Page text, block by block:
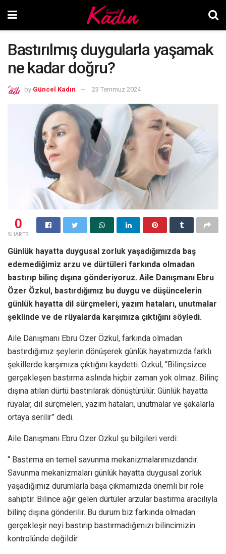
Bastırılmış duygularla yaşamak
ne kadar doğru?
by Güncel Kadın 23 Temmuz 2024
0
SHARES
Günlük hayatta duygusal zorluk yaşadığımızda baş
edemediğimiz arzu ve dürtüleri farkında olmadan
bastırıp bilinç dışına gönderiyoruz. Aile Danışmanı Ebru
Özer Özkul, bastırdığımız bu duygu ve düşüncelerin
günlük hayatta dil sürçmeleri, yazım hataları, unutmalar
şeklinde ve de rüyalarda karşımıza çıktığını söyledi.
Aile Danışmanı Ebru Özer Özkul, farkında olmadan
bastırdığımız şeylerin dönüşerek günlük hayatımızda farklı
şekillerde karşımıza çıktığını kaydetti. Özkul, “Bilinçsizce
gerçekleşen bastırma aslında hiçbir zaman yok olmaz. Bilinç
dışına atılan dürtü bastırılarak dönüştürülür. Günlük hayatta
rüyalar, dil sürçmeleri, yazım hataları, unutmalar ve şakalarla
ortaya serilir” dedi.
Aile Danışmanı Ebru Özer Özkul şu bilgileri verdi:
“ Bastırma en temel savunma mekanizmalarımızdandır.
Savunma mekanizmaları günlük hayatta duygusal zorluk
yaşadığımız durumlarla başa çıkmamızda önemli bir role
sahiptir. Bilince ağır gelen dürtüler arzular bastırma aracılıyla
bilinç dışına gönderilir. Bu durum biz farkında olmadan
gerçekleşir neyi bastırıp bastırmadığımızı bilincimizin
kontrolünde değildir.